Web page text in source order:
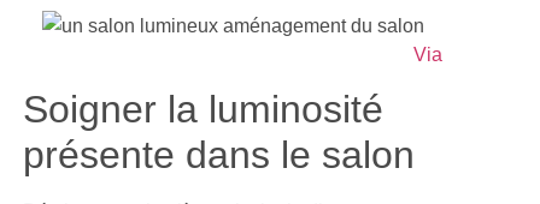
Via
Soigner la luminosité
présente dans le salon